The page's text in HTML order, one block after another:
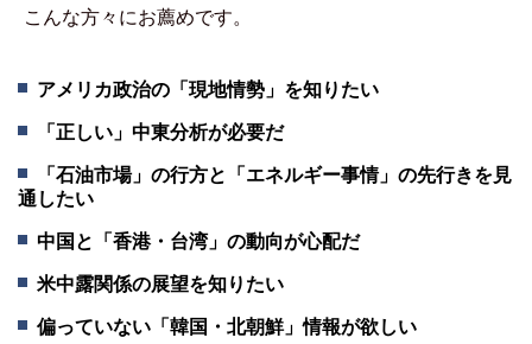
こんな方々にお薦めです。
アメリカ政治の「現地情勢」を知りたい
「正しい」中東分析が必要だ
「石油市場」の行方と「エネルギー事情」の先行きを見
通したい
中国と「香港・台湾」の動向が心配だ
米中露関係の展望を知りたい
偏っていない「韓国・北朝鮮」情報が欲しい